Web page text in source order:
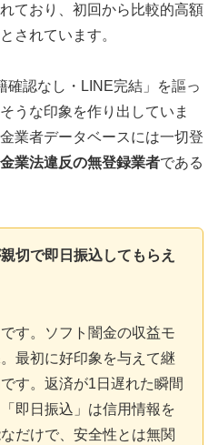
ており、初回から比較的高額
されています。
確認なし・LINE完結」を謳っ
うな印象を作り出していま
業者データベースには一切登
業法違反の無登録業者である
切で即日振込してもらえ
す。ソフト闇金の収益モ
最初に好印象を与えて継
す。返済が1日遅れた瞬間
即日振込」は信用情報を
だけで、安全性とは無関